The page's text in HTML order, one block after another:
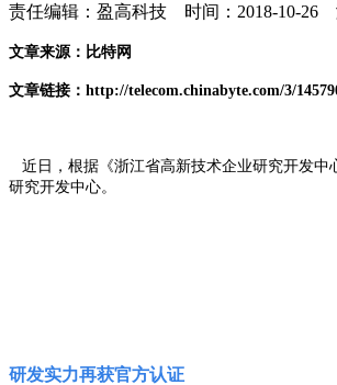
责任编辑：盈高科技 时间：2018-10-26
文章来源：比特网
文章链接： http://telecom.chinabyte.com/3/
近日，根据《浙江省高新技术企业研究开发中
研究开发中心。
研发实力再获官方认证